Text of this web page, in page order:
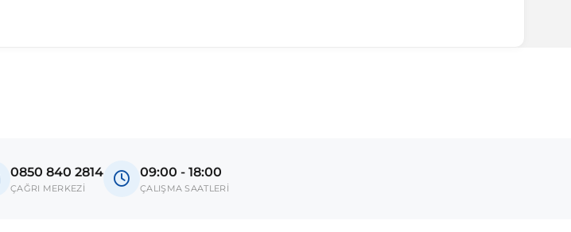
0850 840 2814
ÇAĞRI MERKEZİ
09:00 - 18:00
ÇALIŞMA SAATLERİ